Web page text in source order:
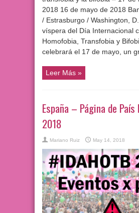
2018 16 de mayo de 2018
/ Estrasburgo / Washington,
víspera del Día Internacional
Homofobia, Transfobia y
celebrará el 17 de mayo, un
Leer Más »
España – Página de País
2018
Mariano Ruiz May 14, 2018